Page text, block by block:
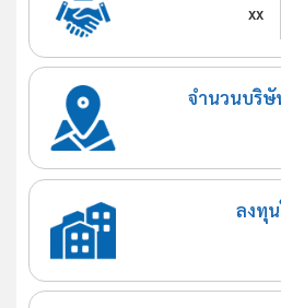
xx
จำนวนบริษั
ลงทุ